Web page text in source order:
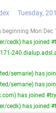
Tuesday,
Mon Dec
cedk) has joined
semarie) has
semarie) has
has joined
cedk) has joined